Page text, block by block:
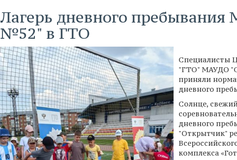
Лагерь дневного
№52" в ГТО
Специалисты
"ГТО" МАУДО
приняли
дневного
Солнце,
дневного
"Открытчик"
комплекса